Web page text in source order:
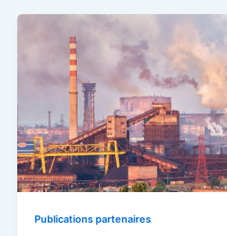
Publications partenaires